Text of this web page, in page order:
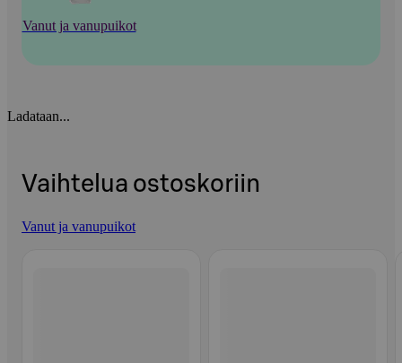
Vanut ja vanupuikot
Ladataan...
Vaihtelua ostoskoriin
Vanut ja vanupuikot